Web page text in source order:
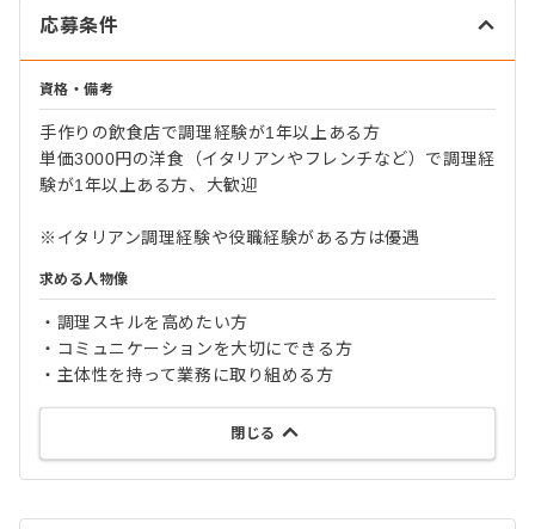
応募条件
資格・備考
手作りの飲食店で調理経験が1年以上ある方
単価3000円の洋食（イタリアンやフレンチなど）で調理経
験が1年以上ある方、大歓迎
※イタリアン調理経験や役職経験がある方は優遇
求める人物像
・調理スキルを高めたい方
・コミュニケーションを大切にできる方
・主体性を持って業務に取り組める方
閉じる